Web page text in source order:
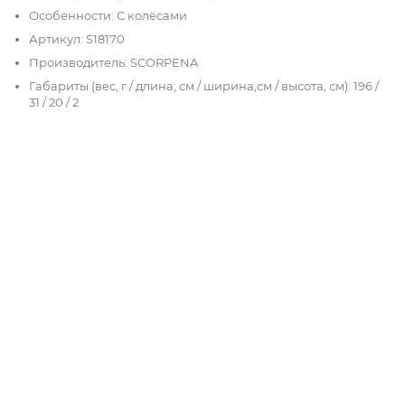
Особенности: С колёсами
Артикул: S18170
Производитель: SCORPENA
Габариты (вес, г / длина, см / ширина,см / высота, см): 196 /
31 / 20 / 2